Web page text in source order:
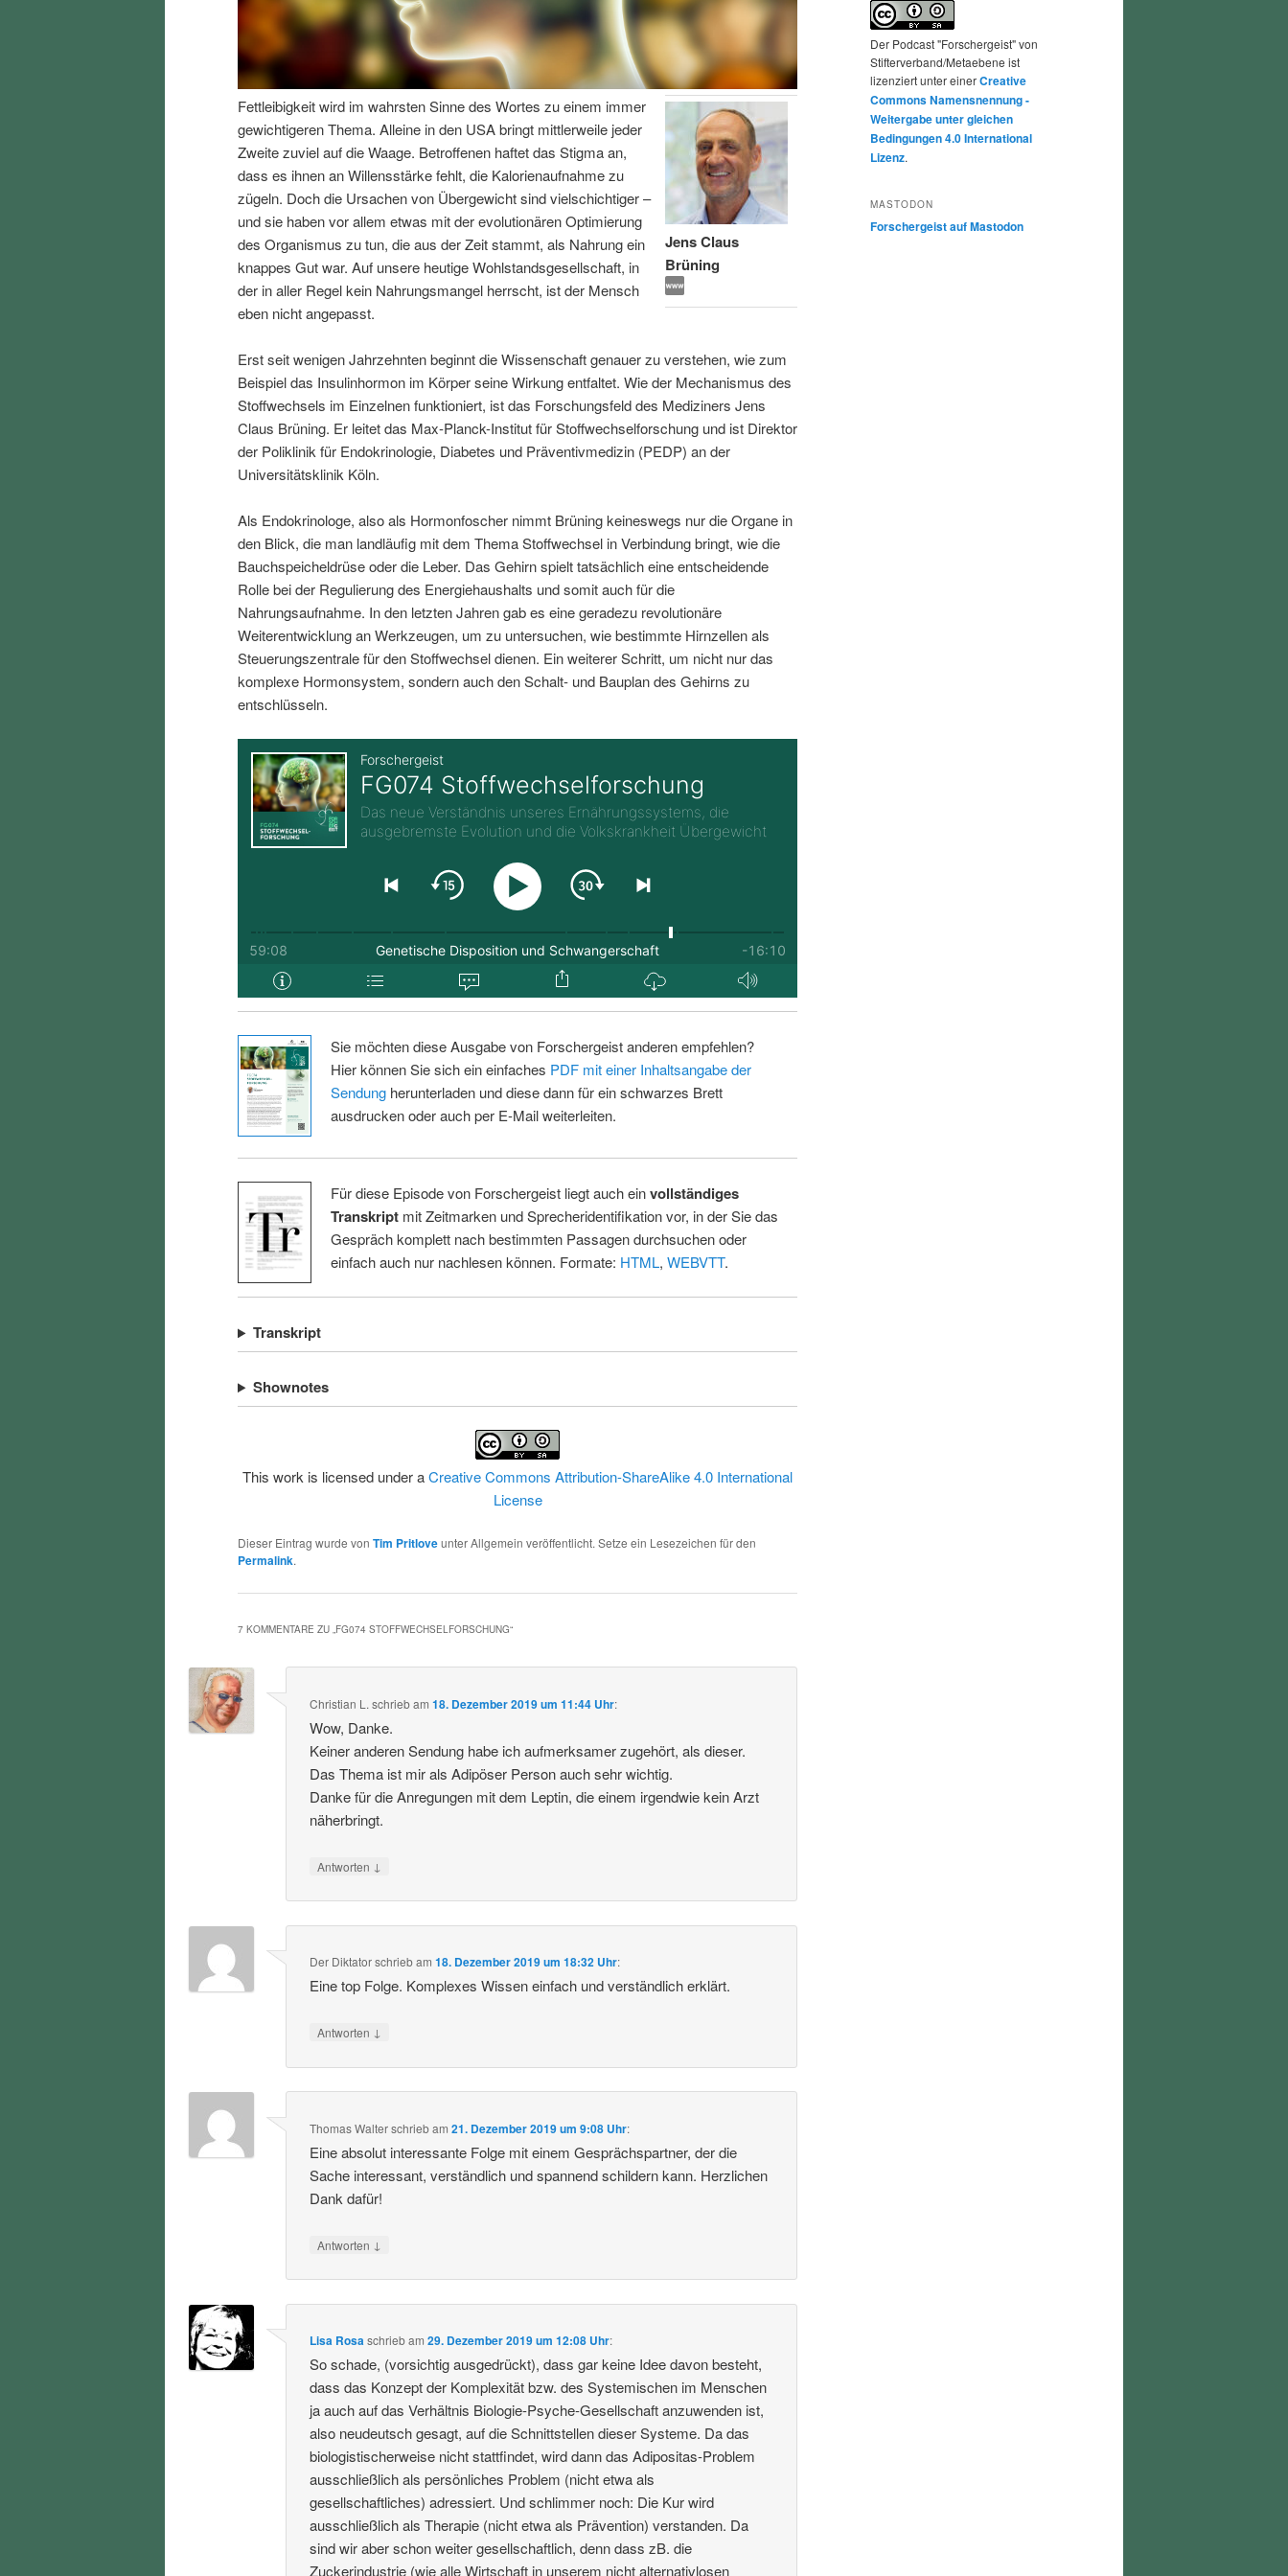
n
t
s
p
r
i
g
e
n
n
h
a
l
t
s
p
i
n
g
e
Jens Claus
Brüning
Fettleibigkeit wird im wahrsten Sinne des Wortes zu einem immer
gewichtigeren Thema. Alleine in den USA bringt mittlerweile jeder
Zweite zuviel auf die Waage. Betroffenen haftet das Stigma an,
dass es ihnen an Willensstärke fehlt, die Kalorienaufnahme zu
zügeln. Doch die Ursachen von Übergewicht sind vielschichtiger –
und sie haben vor allem etwas mit der evolutionären Optimierung
des Organismus zu tun, die aus der Zeit stammt, als Nahrung ein
knappes Gut war. Auf unsere heutige Wohlstandsgesellschaft, in
der in aller Regel kein Nahrungsmangel herrscht, ist der Mensch
eben nicht angepasst.
Erst seit wenigen Jahrzehnten beginnt die Wissenschaft genauer zu verstehen, wie zum
Beispiel das Insulinhormon im Körper seine Wirkung entfaltet. Wie der Mechanismus des
Stoffwechsels im Einzelnen funktioniert, ist das Forschungsfeld des Mediziners Jens
Claus Brüning. Er leitet das Max-Planck-Institut für Stoffwechselforschung und ist Direktor
der Poliklinik für Endokrinologie, Diabetes und Präventivmedizin (PEDP) an der
Universitätsklinik Köln.
Als Endokrinologe, also als Hormonfoscher nimmt Brüning keineswegs nur die Organe in
den Blick, die man landläufig mit dem Thema Stoffwechsel in Verbindung bringt, wie die
Bauchspeicheldrüse oder die Leber. Das Gehirn spielt tatsächlich eine entscheidende
Rolle bei der Regulierung des Energiehaushalts und somit auch für die
Nahrungsaufnahme. In den letzten Jahren gab es eine geradezu revolutionäre
Weiterentwicklung an Werkzeugen, um zu untersuchen, wie bestimmte Hirnzellen als
Steuerungszentrale für den Stoffwechsel dienen. Ein weiterer Schritt, um nicht nur das
komplexe Hormonsystem, sondern auch den Schalt- und Bauplan des Gehirns zu
entschlüsseln.
Sie möchten diese Ausgabe von Forschergeist anderen empfehlen?
Hier können Sie sich ein einfaches PDF mit einer Inhaltsangabe der
Sendungherunterladen und diese dann für ein schwarzes Brett
ausdrucken oder auch per E-Mail weiterleiten.
Für diese Episode von Forschergeist liegt auch einvollständiges
Transkriptmit Zeitmarken und Sprecheridentifikation vor, in der Sie das
Gespräch komplett nach bestimmten Passagen durchsuchen oder
einfach auch nur nachlesen können. Formate: HTML, WEBVTT.
Transkript
Shownotes
This work is licensed under aCreative Commons Attribution-ShareAlike 4.0 International
License
Dieser Eintrag wurde von Tim Pritloveunter Allgemein veröffentlicht. Setze ein Lesezeichen für den
Permalink.
7 KOMMENTARE ZU „FG074 STOFFWECHSELFORSCHUNG“
Christian L. schriebam18. Dezember 2019 um 11:44 Uhr:
Wow, Danke.
Keiner anderen Sendung habe ich aufmerksamer zugehört, als dieser.
Das Thema ist mir als Adipöser Person auch sehr wichtig.
Danke für die Anregungen mit dem Leptin, die einem irgendwie kein Arzt
näherbringt.
Antworten ↓
Der Diktatorschriebam18. Dezember 2019 um 18:32 Uhr:
Eine top Folge. Komplexes Wissen einfach und verständlich erklärt.
Antworten ↓
Thomas Walterschriebam21. Dezember 2019 um 9:08 Uhr:
Eine absolut interessante Folge mit einem Gesprächspartner, der die
Sache interessant, verständlich und spannend schildern kann. Herzlichen
Dank dafür!
Antworten ↓
Lisa Rosaschriebam29. Dezember 2019 um 12:08 Uhr:
So schade, (vorsichtig ausgedrückt), dass gar keine Idee davon besteht,
dass das Konzept der Komplexität bzw. des Systemischen im Menschen
ja auch auf das Verhältnis Biologie-Psyche-Gesellschaft anzuwenden ist,
also neudeutsch gesagt, auf die Schnittstellen dieser Systeme. Da das
biologistischerweise nicht stattfindet, wird dann das Adipositas-Problem
ausschließlich als persönliches Problem (nicht etwa als
gesellschaftliches) adressiert. Und schlimmer noch: Die Kur wird
ausschließlich als Therapie (nicht etwa als Prävention) verstanden. Da
sind wir aber schon weiter gesellschaftlich, denn dass zB. die
Zuckerindustrie (wie alle Wirtschaft in unserem nicht alternativlosen
Der Podcast "Forschergeist" von
Stifterverband/Metaebene ist
lizenziert unter einerCreative
Commons Namensnennung -
Weitergabe unter gleichen
Bedingungen 4.0 International
Lizenz.
MASTODON
Forschergeist auf Mastodon